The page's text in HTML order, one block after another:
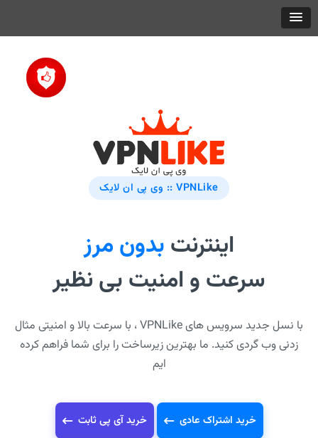
VPNLike :: وی پی ان لایک
اینترنت بدون مرز
سرعت و امنیت بی نظیر
با نسل جدید سرویس های VPNLike ، با سرعت بالا و امنیتی مثال
زدنی وب گردی کنید. ما بهترین زیرساخت را برای شما فراهم کرده
ایم
خرید اشتراک عادی خرید آی پی ثابت